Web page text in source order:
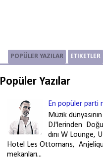
POPÜLER YAZILAR ETIKETLER
Popüler Yazılar
En popüler parti
Müzik
DJ'lerinden
dını W Lounge,
Hotel Les Ottomans,
mekanları...